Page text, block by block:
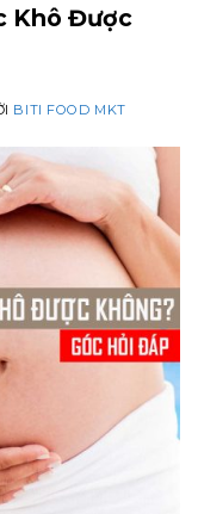
Khô Được
BITI FOOD MKT